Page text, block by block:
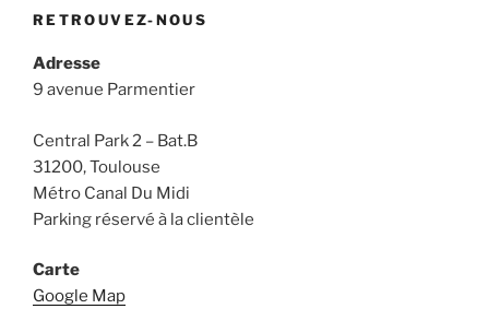
RETROUVEZ-NOUS
Adresse
9 avenue Parmentier
Central Park 2 – Bat.B
31200, Toulouse
Métro Canal Du Midi
Parking réservé à la clientèle
Carte
Google Map